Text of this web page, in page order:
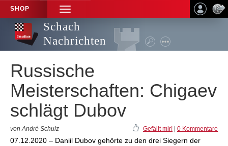
SHOP
TOGGLE
NAVIGATION
Schach
Nachrichten
Russische
Meisterschaften: Chigaev
schlägt Dubov
von André Schulz Gefällt mir! 0 Kommentare
07.12.2020 – Daniil Dubov gehörte zu den drei Siegern der